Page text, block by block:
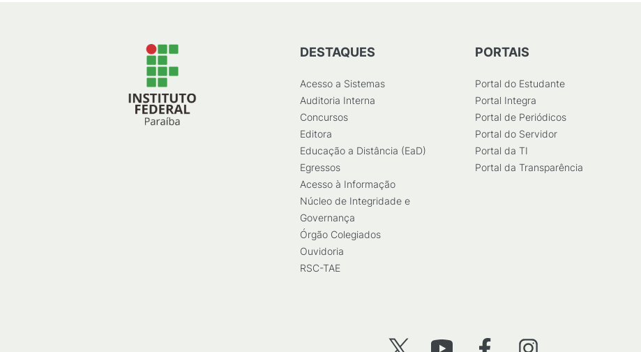
DESTAQUES
Acesso a Sistemas
Auditoria Interna
Concursos
Editora
Educação a Distância (EaD)
Egressos
Acesso à Informação
Núcleo de Integridade e
Governança
Órgão Colegiados
Ouvidoria
RSC-TAE
PORTAIS
Portal do Estudante
Portal Integra
Portal de Periódicos
Portal do Servidor
Portal da TI
Portal da Transparência